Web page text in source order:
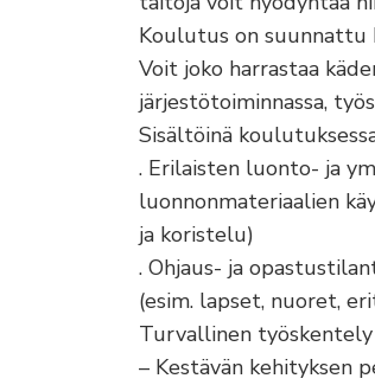
Koulutus on suunnattu
Voit joko harrastaa
järjestötoiminnassa,
Sisältöinä
. Erilaisten luonto- ja
luonnonmateriaalien
ja koristelu)
. Ohjaus- ja
(esim. lapset, nuoret,
Turvallinen
– Kestävän kehityksen